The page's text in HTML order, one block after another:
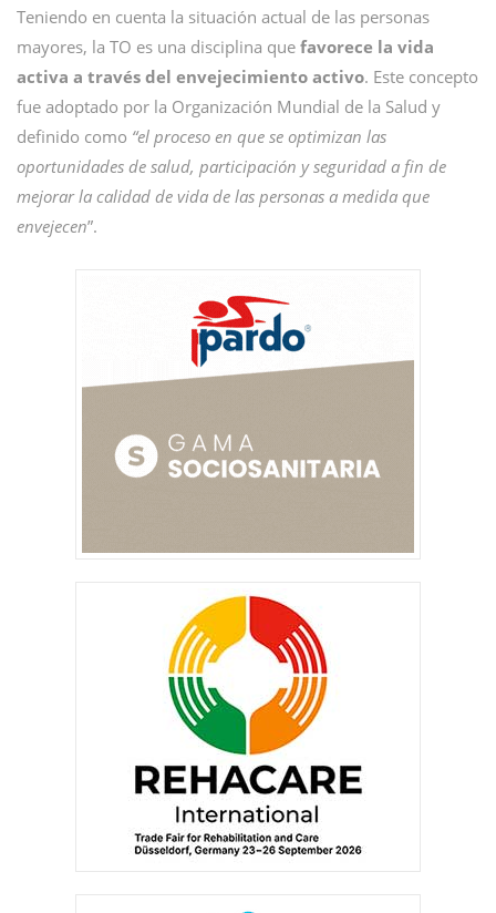
Teniendo en cuenta la situación actual de las personas
mayores, la TO es una disciplina que favorece la vida
activa a través del envejecimiento activo. Este concepto
fue adoptado por la Organización Mundial de la Salud y
definido como “el proceso en que se optimizan las
oportunidades de salud, participación y seguridad a fin de
mejorar la calidad de vida de las personas a medida que
envejecen”.